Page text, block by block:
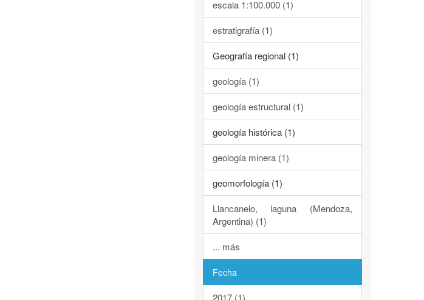
escala 1:100.000 (1)
estratigrafía (1)
Geografía regional (1)
geología (1)
geología estructural (1)
geología histórica (1)
geología minera (1)
geomorfología (1)
Llancanelo, laguna (Mendoza,
Argentina) (1)
... más
Fecha
2017 (1)